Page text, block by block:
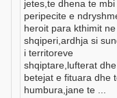
jetes,te dhena te mbi
peripecite e
heroit para kthimit ne
shqiperi,ardhja si
i territoreve
shqiptare,lufterat dhe
betejat e fituara dhe
humbura,jane te ...